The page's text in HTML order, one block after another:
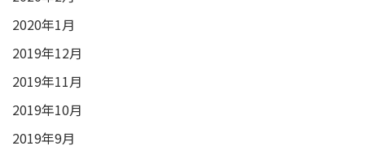
2020年1月
2019年12月
2019年11月
2019年10月
2019年9月